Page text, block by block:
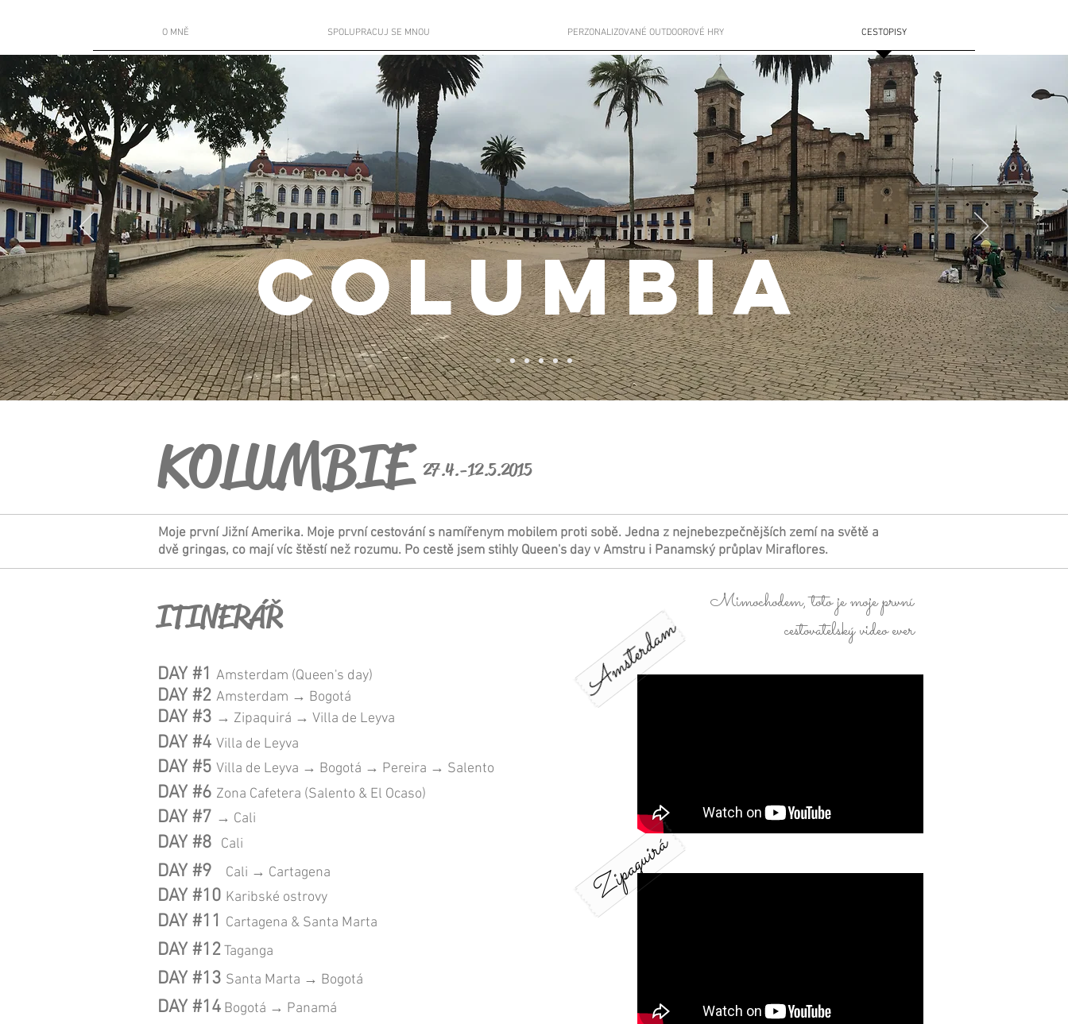
O MNĚ SPOLUPRACUJ SE MNOU PERZONALIZOVANÉ OUTDOOROVÉ HRY CESTOPISY
COLUMBIA
KOLUMBIE 27.4.-12.5.2015
Moje první Jižní Amerika. Moje první cestování s namířenym mobilem proti sobě. Jedna z nejnebezpečnějších zemí na světě a
dvě gringas, co mají víc štěstí než rozumu. Po cestě jsem stihly Queen's day v Amstru i Panamský průplav Miraflores.
ITINERÁŘ
DAY #1 Amsterdam (Queen's day)
DAY #2 Amsterdam → Bogotá
DAY #3 → Zipaquirá → Villa de Leyva
DAY #4 Villa de Leyva
DAY #5 Villa de Leyva → Bogotá → Pereira → Salento
DAY #6 Zona Cafetera (Salento & El Ocaso)
DAY #7 → Cali
DAY #8 Cali
DAY #9 Cali → Cartagena
DAY #10 Karibské ostrovy
DAY #11 Cartagena & Santa Marta
DAY #12Taganga
DAY #13 Santa Marta → Bogotá
DAY #14 Bogotá → Panamá
Amsterdam
Zipaguirá
Mimochodem, toto je moje první
cestovatelský video ever